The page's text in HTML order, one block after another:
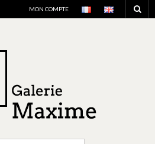
MON COMPTE